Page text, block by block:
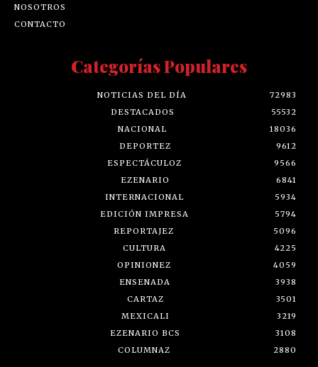
NOSOTROS
CONTACTO
Categorías Populares
NOTICIAS DEL DÍA
72983
DESTACADOS
55532
NACIONAL
18036
DEPORTEZ
9612
ESPECTÁCULOZ
9566
EZENARIO
6841
INTERNACIONAL
5934
EDICIÓN IMPRESA
5794
REPORTAJEZ
5096
CULTURA
4225
OPINIONEZ
4059
ENSENADA
3938
CARTAZ
3501
MEXICALI
3219
EZENARIO BCS
3108
COLUMNAZ
2880